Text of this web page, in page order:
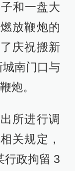
和一盘大
放鞭炮的
庆祝搬新
南门口与
炮。
所进行调
关规定，
行政拘留 3